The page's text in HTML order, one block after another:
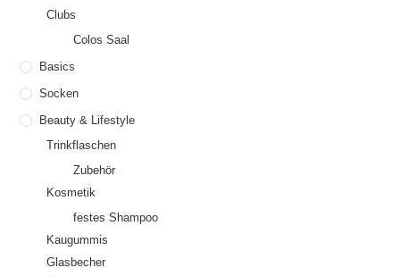
Clubs
Colos Saal
Basics
Socken
Beauty & Lifestyle
Trinkflaschen
Zubehör
Kosmetik
festes Shampoo
Kaugummis
Glasbecher